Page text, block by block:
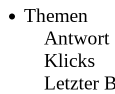
Themen
Antwort
Klicks
Letzter